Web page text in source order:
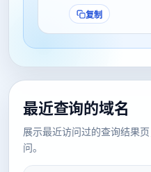
复制
最近查询的域名
展示最近访问过的查询结果
问。